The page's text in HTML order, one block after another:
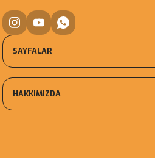
SAYFALAR
HAKKIMIZDA